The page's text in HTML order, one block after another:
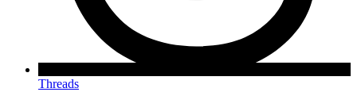
Threads